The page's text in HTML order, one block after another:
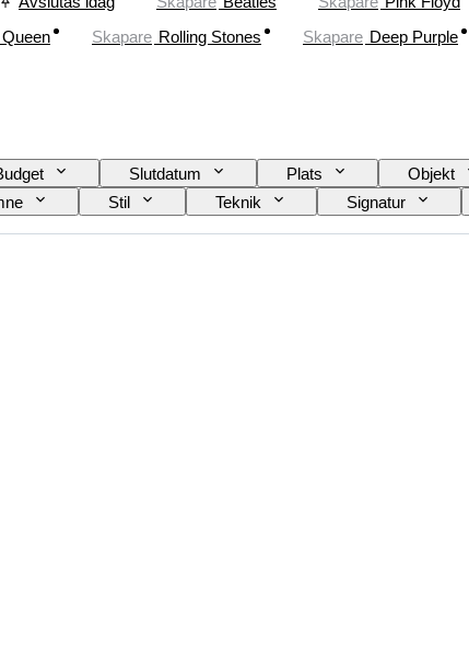
Queen Skapare Rolling Stones Skapare Deep Purple
Slutdatum Plats Objekt
Stil Teknik Signatur
Säljs av Typ av musikmemorabilia Era